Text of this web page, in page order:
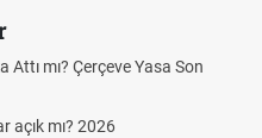
mı? Çerçeve Yasa Son
açık mı? 2026